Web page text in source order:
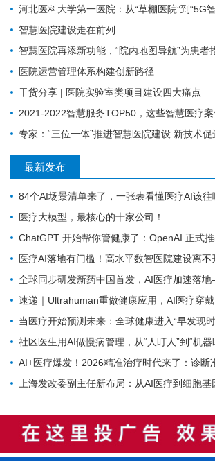
河北医科大学第一医院：从“草棚医院”到“5G
智慧医院建设走在前列
智慧医院再添新功能，“院内地图导航”为患者
医院运营管理体系构建创新路径
干货分享 | 医院实验室类项目建设四大痛点
2021-2022智慧服务TOP50，这些智慧医疗
专家：“三位一体”推进智慧医院建设 新技术促进高
最新发布
84个AI场景清单来了，一张表看懂医疗AI该往
医疗大模型，最核心的十家公司！
ChatGPT 开始帮你管健康了：OpenAI 正式推出 Health 功能，AI 进入医疗意
医疗AI落地有门槛！高水平数智医院建设离不开16个能力（附自
全球同步研发新药中国首发，AI医疗加速落地——医疗前沿
速递｜Ultrahuman重做健康应用，AI医疗穿戴从“看数据”转向“
当医疗开始预测未来：全球健康进入“早发现
社区医生用AI做慢病管理，从“人盯人”到“机器
AI+医疗爆发！2026精准治疗时代来了：诊断准确率98%+，100+罕见病不再“
上海发改委副主任新布局：从AI医疗到细胞基因治疗，探寻前沿医疗产